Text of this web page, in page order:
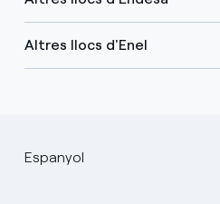
Altres llocs d'Enel
Espanyol